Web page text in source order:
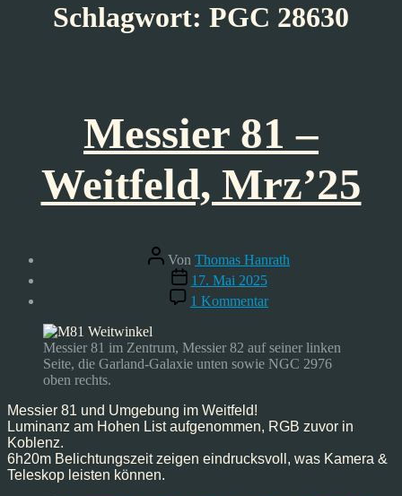
Schlagwort: PGC 28630
Messier 81 –
Weitfeld, Mrz’25
Beitragsautor
Von Thomas Hanrath
Veröffentlichungsdatum
17. Mai 2025
1 Kommentarzu
Messier
–
Weitfeld,
Messier 81 im Zentrum, Messier 82 auf seiner linken
Seite, die Garland-Galaxie unten sowie NGC 2976
oben rechts.
Messier 81 und Umgebung im Weitfeld!
Luminanz am Hohen List aufgenommen, RGB zuvor in
Koblenz.
6h20m Belichtungszeit zeigen eindrucksvoll, was Kamera &
Teleskop leisten können.